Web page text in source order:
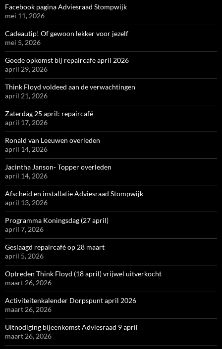
Facebook pagina Adviesraad Stompwijk
mei 11, 2026
Cadeautip! Of gewoon lekker voor jezelf
mei 5, 2026
Goede opkomst bij repaircafe april 2026
april 29, 2026
Think Floyd voldeed aan de verwachtingen
april 21, 2026
Zaterdag 25 april: repaircafé
april 17, 2026
Ronald van Leeuwen overleden
april 14, 2026
Jacintha Janson- Topper overleden
april 14, 2026
Afscheid en installatie Adviesraad Stompwijk
april 13, 2026
Programma Koningsdag (27 april)
april 7, 2026
Geslaagd repaircafé op 28 maart
april 5, 2026
Optreden Think Floyd (18 april) vrijwel uitverkocht
maart 26, 2026
Activiteitenkalender Dorpspunt april 2026
maart 26, 2026
Uitnodiging bijeenkomst Adviesraad 9 april
maart 26, 2026